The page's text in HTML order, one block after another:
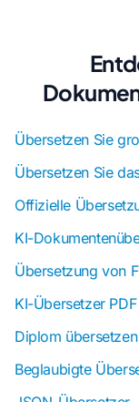
Übersetzen Sie
Übersetzen Sie
Offizielle
KI-
Übersetzung von
KI-Übersetzer PDF
Diplom übersetzen
Beglaubigte